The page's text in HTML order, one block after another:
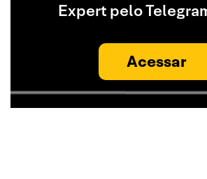
Expert pelo
Acessar